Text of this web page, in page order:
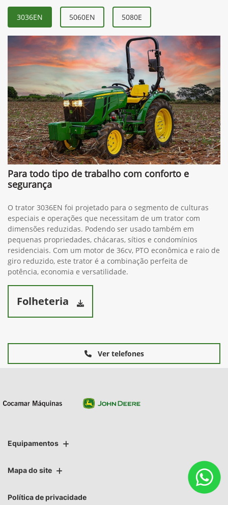
3036EN 5060EN 5080E
Para todo tipo de trabalho com conforto e
segurança
O trator 3036EN foi projetado para o segmento de culturas
especiais e operações que necessitam de um trator com
dimensões reduzidas. Podendo ser usado também em
pequenas propriedades, chácaras, sítios e condomínios
residenciais. Com um motor de 36cv, PTO econômica e raio de
giro reduzido, este trator é a combinação perfeita de
potência, economia e versatilidade.
Folheteria
Ver telefones
Equipamentos
Mapa do site
Política de privacidade